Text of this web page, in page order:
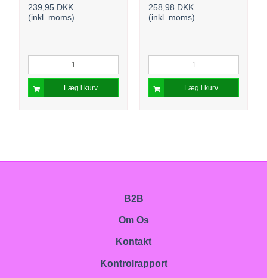
239,95 DKK
(inkl. moms)
Læg i kurv
258,98 DKK
(inkl. moms)
Læg i kurv
B2B
Om Os
Kontakt
Kontrolrapport